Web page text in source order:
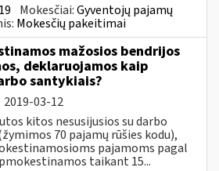
Mokesčiai:Gyventojų pajamų
Mokesčių pakeitimai
mažosios bendrijos
deklaruojamos kaip
santykiais?
2019-03-12
kitos nesusijusios su darbo
70 pajamų rūšies kodu),
pajamoms pagal
taikant 15...